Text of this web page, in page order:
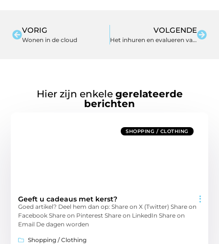
VORIG
Wonen in de cloud
VOLGENDE
Het inhuren en evalueren van een SMM-manager
Hier zijn enkele gerelateerde
berichten
SHOPPING / CLOTHING
Geeft u cadeaus met kerst?
Goed artikel? Deel hem dan op: Share on X (Twitter) Share on
Facebook Share on Pinterest Share on LinkedIn Share on
Email De dagen worden
Shopping / Clothing